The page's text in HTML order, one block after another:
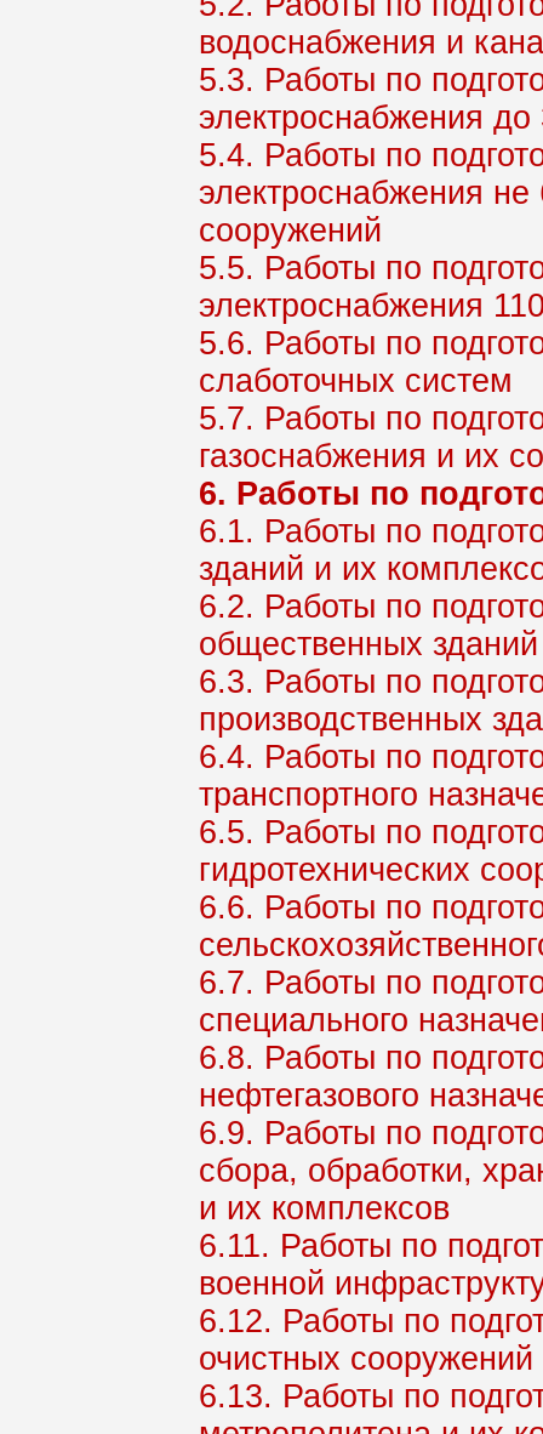
водоснабжения и
5.3. Работы по
электроснабжения
5.4. Работы по
электроснабжения
сооружений
5.5. Работы по
электроснабжения
5.6. Работы по
слаботочных систем
5.7. Работы по
газоснабжения и их
6. Работы по
6.1. Работы по
зданий и их
6.2. Работы по
общественных
6.3. Работы по
производственных
6.4. Работы по
транспортного
6.5. Работы по
гидротехнических
6.6. Работы по
6.7. Работы по
специального
6.8. Работы по
нефтегазового
6.9. Работы по
сбора, обработки,
и их комплексов
6.11. Работы по
военной
6.12. Работы по
очистных
6.13. Работы по